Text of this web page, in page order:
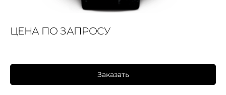
ЦЕНА ПО ЗАПРОСУ
Заказать